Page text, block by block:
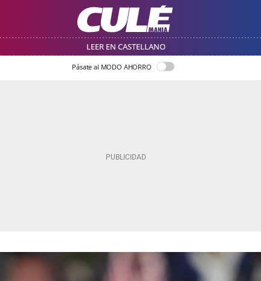
LEER EN CASTELLANO
Pásate al MODO AHORRO